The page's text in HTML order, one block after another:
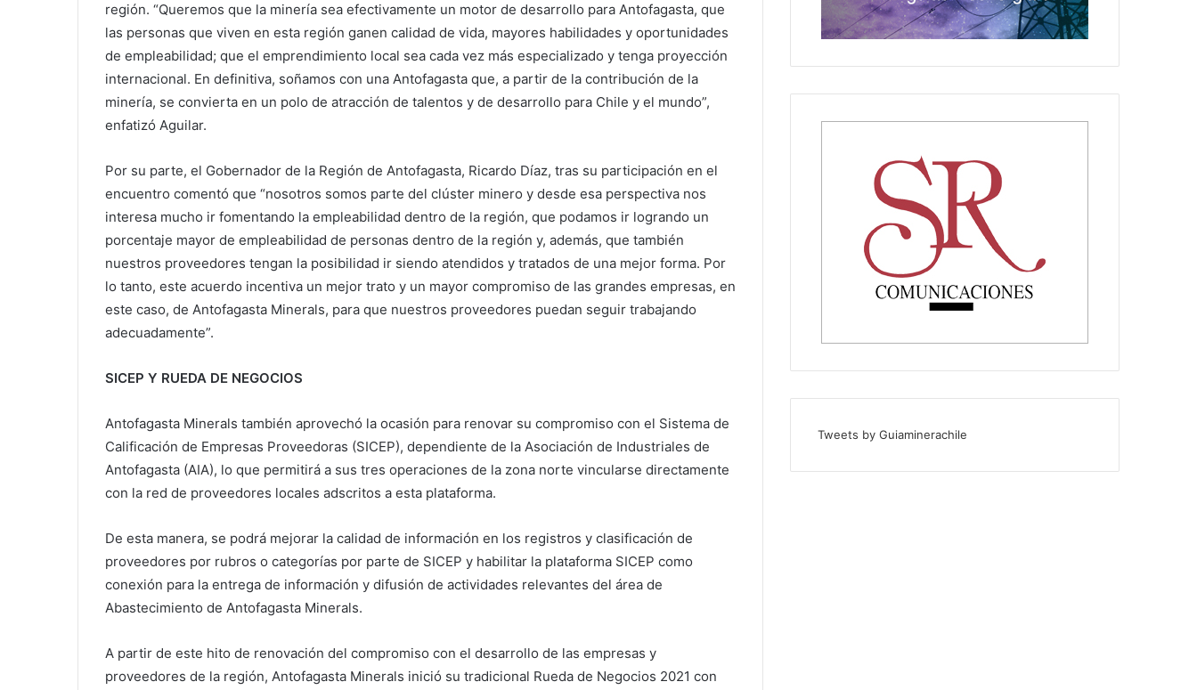
región. “Queremos que la minería sea efectivamente un motor de desarrollo para Antofagasta, que
las personas que viven en esta región ganen calidad de vida, mayores habilidades y oportunidades
de empleabilidad; que el emprendimiento local sea cada vez más especializado y tenga proyección
internacional. En definitiva, soñamos con una Antofagasta que, a partir de la contribución de la
minería, se convierta en un polo de atracción de talentos y de desarrollo para Chile y el mundo”,
enfatizó Aguilar.
Por su parte, el Gobernador de la Región de Antofagasta, Ricardo Díaz, tras su participación en el
encuentro comentó que “nosotros somos parte del clúster minero y desde esa perspectiva nos
interesa mucho ir fomentando la empleabilidad dentro de la región, que podamos ir logrando un
porcentaje mayor de empleabilidad de personas dentro de la región y, además, que también
nuestros proveedores tengan la posibilidad ir siendo atendidos y tratados de una mejor forma. Por
lo tanto, este acuerdo incentiva un mejor trato y un mayor compromiso de las grandes empresas, en
este caso, de Antofagasta Minerals, para que nuestros proveedores puedan seguir trabajando
adecuadamente”.
SICEP Y RUEDA DE NEGOCIOS
Antofagasta Minerals también aprovechó la ocasión para renovar su compromiso con el Sistema de
Calificación de Empresas Proveedoras (SICEP), dependiente de la Asociación de Industriales de
Antofagasta (AIA), lo que permitirá a sus tres operaciones de la zona norte vincularse directamente
con la red de proveedores locales adscritos a esta plataforma.
De esta manera, se podrá mejorar la calidad de información en los registros y clasificación de
proveedores por rubros o categorías por parte de SICEP y habilitar la plataforma SICEP como
conexión para la entrega de información y difusión de actividades relevantes del área de
Abastecimiento de Antofagasta Minerals.
A partir de este hito de renovación del compromiso con el desarrollo de las empresas y
proveedores de la región, Antofagasta Minerals inició su tradicional Rueda de Negocios 2021 con
Tweets by Guiaminerachile